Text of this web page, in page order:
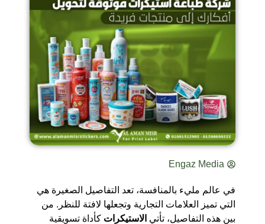
Engaz Media
في عالم مليء بالمنافسة، تعد التفاصيل الصغيرة هي
التي تميز العلامات التجارية وتجعلها لافتة للنظر. من
بين هذه التفاصيل، تأتي الاستيكرات كأداة تسويقية